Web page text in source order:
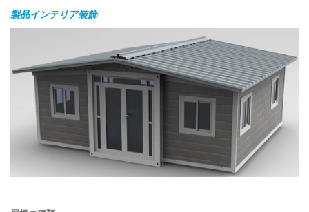
製品インテリア装飾